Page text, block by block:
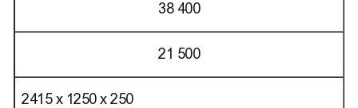
38 400
21 500
2415 х 1250 х 250